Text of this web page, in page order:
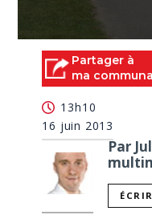
seconds
seconds
Partager à
ma
13h10
16 juin 2013
Par